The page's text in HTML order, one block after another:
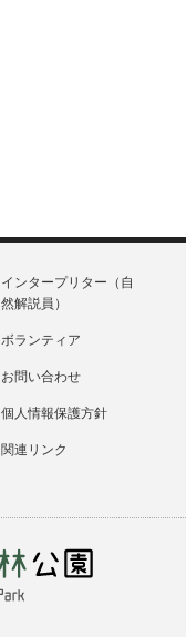
インタープリター（自
然解説員）
ボランティア
お問い合わせ
個人情報保護方針
関連リンク